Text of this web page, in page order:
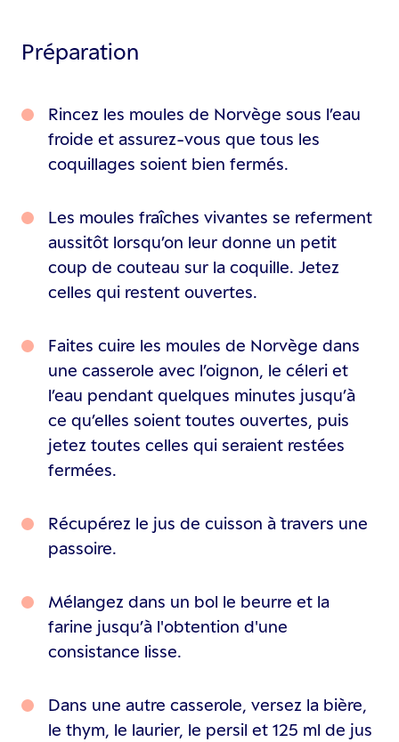
Préparation
Rincez les moules de Norvège sous l’eau
froide et assurez-vous que tous les
coquillages soient bien fermés.
Les moules fraîches vivantes se referment
aussitôt lorsqu’on leur donne un petit
coup de couteau sur la coquille. Jetez
celles qui restent ouvertes.
Faites cuire les moules de Norvège dans
une casserole avec l’oignon, le céleri et
l’eau pendant quelques minutes jusqu’à
ce qu’elles soient toutes ouvertes, puis
jetez toutes celles qui seraient restées
fermées.
Récupérez le jus de cuisson à travers une
passoire.
Mélangez dans un bol le beurre et la
farine jusqu’à l'obtention d'une
consistance lisse.
Dans une autre casserole, versez la bière,
le thym, le laurier, le persil et 125 ml de jus